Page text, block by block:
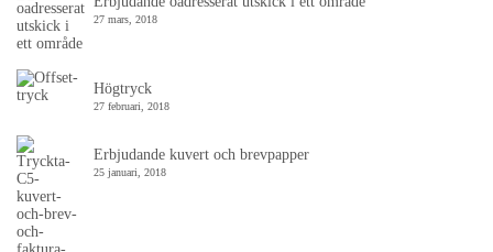
27 mars, 2018
Högtryck
27 februari, 2018
Erbjudande kuvert och brevpapper
25 januari, 2018